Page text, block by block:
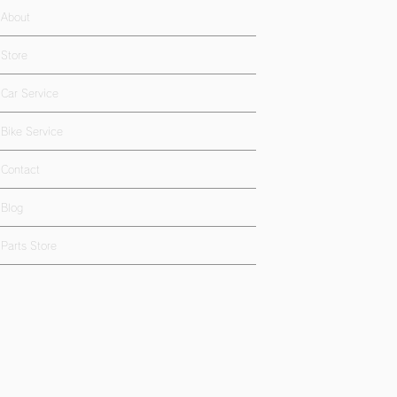
About
Store
Car Service
Bike Service
Contact
Blog
Parts Store